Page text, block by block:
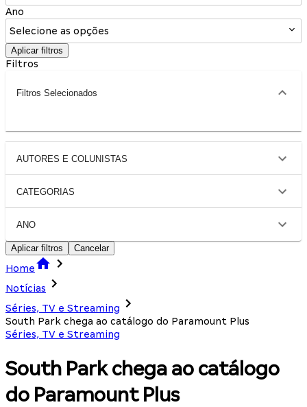
Ano
Selecione as opções
Aplicar filtros
Filtros
Filtros Selecionados
AUTORES E COLUNISTAS
CATEGORIAS
ANO
Aplicar filtros Cancelar
Home
Notícias
Séries, TV e Streaming
South Park chega ao catálogo do Paramount Plus
Séries, TV e Streaming
South Park chega ao catálogo
do Paramount Plus